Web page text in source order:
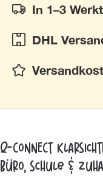
In 1–3
DHL
Q-CONNECT
Büro, Schule &